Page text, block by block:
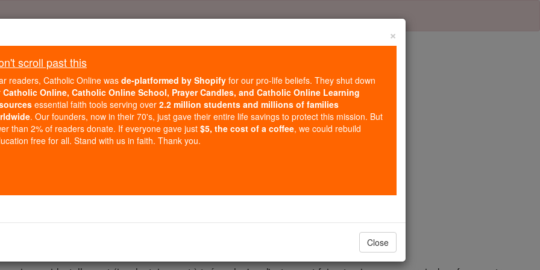
Daily Reading for Thursday, October ...
of the Rosary
Josué - Chapitre 20
et dis-leur: « Choisissez -vous les villes de refuge dont je vous ai parlé par Moïse ,
×
scroll past this
readers, Catholic Online was de-platformed by Shopify for our pro-life beliefs. They shut down
Catholic Online, Catholic Online School, Prayer Candles, and Catholic Online Learning
essential faith tools serving over 2.2 million students and millions of families
. Our founders, now in their 70's, just gave their entire life savings to protect this mission. But
than 2% of readers donate. If everyone gave just $5, the cost of a coffee, we could rebuild
free for all. Stand with us in faith. Thank you.
Close